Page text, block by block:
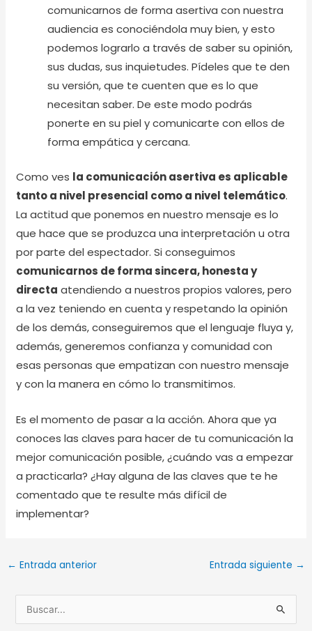
comunicarnos de forma asertiva con nuestra
audiencia es conociéndola muy bien, y esto
podemos lograrlo a través de saber su opinión,
sus dudas, sus inquietudes. Pídeles que te den
su versión, que te cuenten que es lo que
necesitan saber. De este modo podrás
ponerte en su piel y comunicarte con ellos de
forma empática y cercana.
Como ves la comunicación asertiva es aplicable
tanto a nivel presencial como a nivel telemático.
La actitud que ponemos en nuestro mensaje es lo
que hace que se produzca una interpretación u otra
por parte del espectador. Si conseguimos
comunicarnos de forma sincera, honesta y
directa atendiendo a nuestros propios valores, pero
a la vez teniendo en cuenta y respetando la opinión
de los demás, conseguiremos que el lenguaje fluya y,
además, generemos confianza y comunidad con
esas personas que empatizan con nuestro mensaje
y con la manera en cómo lo transmitimos.
Es el momento de pasar a la acción. Ahora que ya
conoces las claves para hacer de tu comunicación la
mejor comunicación posible, ¿cuándo vas a empezar
a practicarla? ¿Hay alguna de las claves que te he
comentado que te resulte más difícil de
implementar?
← Entrada anterior Entrada siguiente →